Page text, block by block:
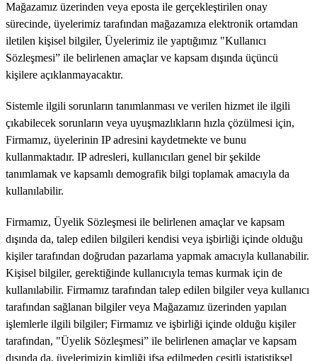
Mağazamız üzerinden veya eposta ile gerçekleştirilen onay
sürecinde, üyelerimiz tarafından mağazamıza elektronik ortamdan
iletilen kişisel bilgiler, Üyelerimiz ile yaptığımız "Kullanıcı
Sözleşmesi” ile belirlenen amaçlar ve kapsam dışında üçüncü
kişilere açıklanmayacaktır.
Sistemle ilgili sorunların tanımlanması ve verilen hizmet ile ilgili
çıkabilecek sorunların veya uyuşmazlıkların hızla çözülmesi için,
Firmamız, üyelerinin IP adresini kaydetmekte ve bunu
kullanmaktadır. IP adresleri, kullanıcıları genel bir şekilde
tanımlamak ve kapsamlı demografik bilgi toplamak amacıyla da
kullanılabilir.
Firmamız, Üyelik Sözleşmesi ile belirlenen amaçlar ve kapsam
dışında da, talep edilen bilgileri kendisi veya işbirliği içinde olduğu
kişiler tarafından doğrudan pazarlama yapmak amacıyla kullanabilir.
Kişisel bilgiler, gerektiğinde kullanıcıyla temas kurmak için de
kullanılabilir. Firmamız tarafından talep edilen bilgiler veya kullanıcı
tarafından sağlanan bilgiler veya Mağazamız üzerinden yapılan
işlemlerle ilgili bilgiler; Firmamız ve işbirliği içinde olduğu kişiler
tarafından, "Üyelik Sözleşmesi” ile belirlenen amaçlar ve kapsam
dışında da, üyelerimizin kimliği ifşa edilmeden çeşitli istatistiksel